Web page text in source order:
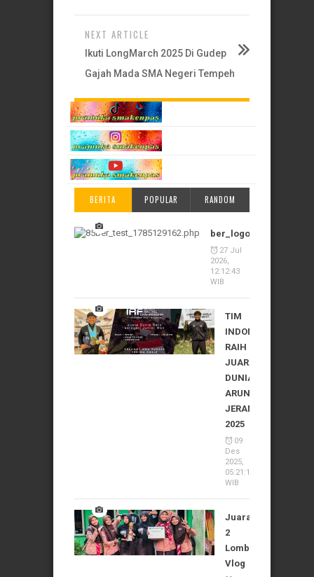
NEXT ARTICLE
Ikuti LongMarch 2025 Di Gudep
Gajah Mada SMA Negeri Tempeh
BERITA POPULAR RANDOM
ber_logo_1785129162
27 Jul
2026,
12:12:43
WIB
TIM
INDONESIA
RAIH
JUARA
DUNIA
ARUNG
JERAM
2025
09
Des
2025,
05:21:10
WIB
Juara
2
Lomba
Vlog